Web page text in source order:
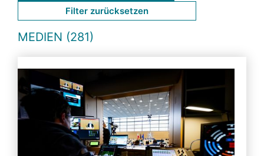
Filter zurücksetzen
MEDIEN (281)